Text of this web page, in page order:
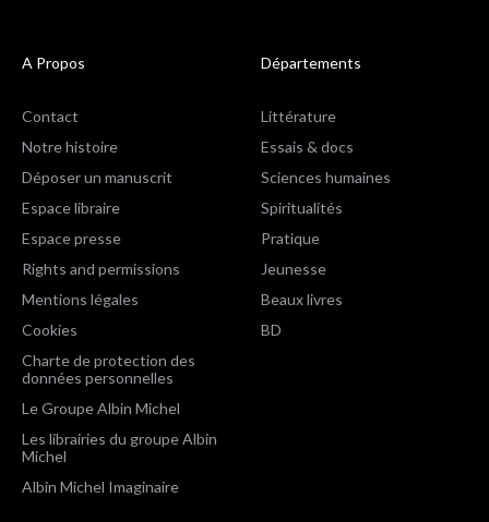
A Propos
Contact
Notre histoire
Déposer un manuscrit
Espace libraire
Espace presse
Rights and permissions
Mentions légales
Cookies
Charte de protection des
données personnelles
Le Groupe Albin Michel
Les librairies du groupe Albin
Michel
Albin Michel Imaginaire
Départements
Littérature
Essais & docs
Sciences humaines
Spiritualités
Pratique
Jeunesse
Beaux livres
BD